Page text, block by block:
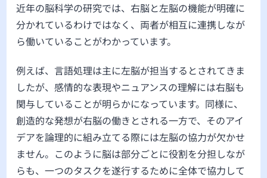
近年の脳科学の研究では、右脳と左脳の機能が明確に
分かれているわけではなく、両者が相互に連携しなが
ら働いていることがわかっています。
例えば、言語処理は主に左脳が担当するとされてきま
したが、感情的な表現やニュアンスの理解には右脳も
関与していることが明らかになっています。同様に、
創造的な発想が右脳の働きとされる一方で、そのアイ
デアを論理的に組み立てる際には左脳の協力が欠かせ
ません。このように脳は部分ごとに役割を分担しなが
らも、一つのタスクを遂行するために全体で協力して